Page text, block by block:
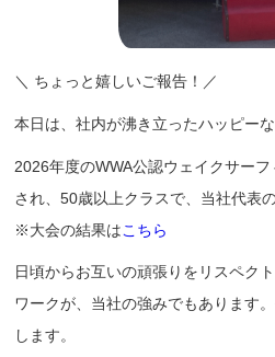
＼ ちょっと嬉しいご報告！／
本日は、社内が沸き立ったハッピー
2026年度のWWA公認ウェイクサー
され、50歳以上クラスで、当社代表
※大会の結果はこちら
日頃からお互いの頑張りをリスペク
ワークが、当社の強みでもあります
します。